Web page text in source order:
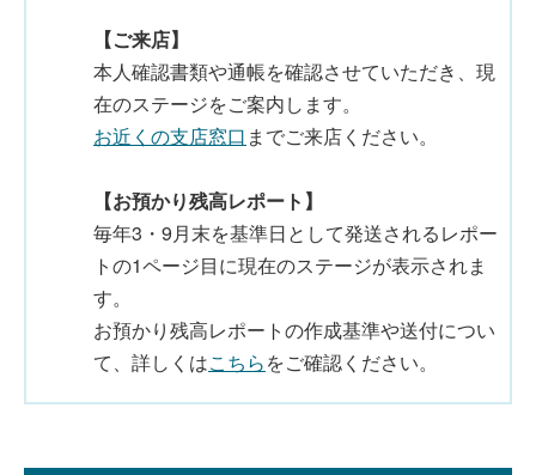
【ご来店】
本人確認書類や通帳を確認させていただき、現
在のステージをご案内します。
お近くの支店窓口 までご来店ください。
【お預かり残高レポート】
毎年3・9月末を基準日として発送されるレポー
トの1ページ目に現在のステージが表示されま
す。
お預かり残高レポートの作成基準や送付につい
て、詳しくはこちらをご確認ください。